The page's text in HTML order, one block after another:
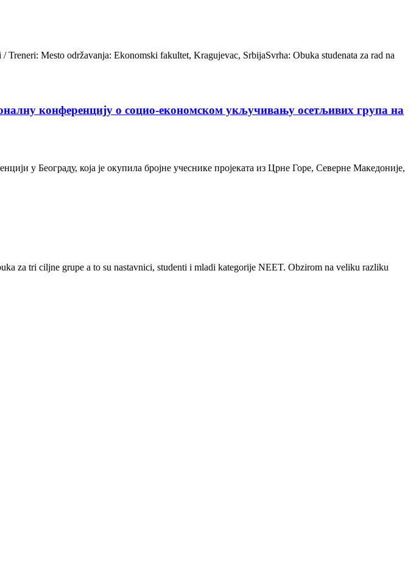
Mesto održavanja: Ekonomski fakultet, Kragujevac, SrbijaSvrha: Obuka studenata za rad na
конференцију о социо-економском укључивању осетљивих група на
у Београду, која је окупила бројне учеснике пројеката из Црне Горе, Северне Македоније,
za tri ciljne grupe a to su nastavnici, studenti i mladi kategorije NEET. Obzirom na veliku razliku